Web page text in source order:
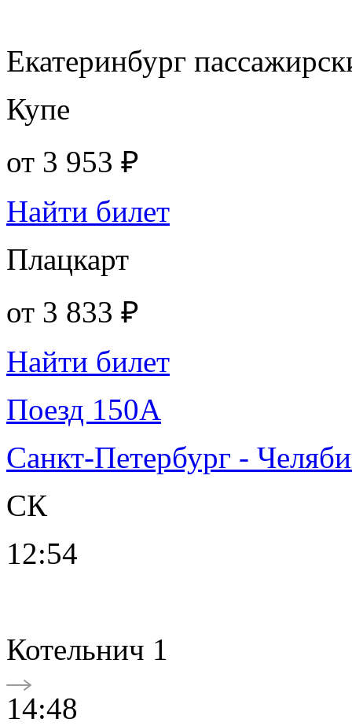
Екатеринбург
Купе
от 3 953 ₽
Найти билет
Плацкарт
от 3 833 ₽
Найти билет
Поезд 150А
Санкт-Петербург -
СК
12:54
Котельнич 1
14:48